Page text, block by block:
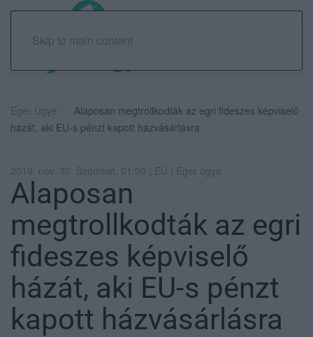
Skip to main content
Eger Ügye
Alaposan megtrollkodták az egri fideszes képviselő
házát, aki EU-s pénzt kapott házvásárlásra
2019. nov. 30. Szombat, 01:00 | EÜ | Eger ügye
Alaposan
megtrollkodták az egri
fideszes képviselő
házát, aki EU-s pénzt
kapott házvásárlásra